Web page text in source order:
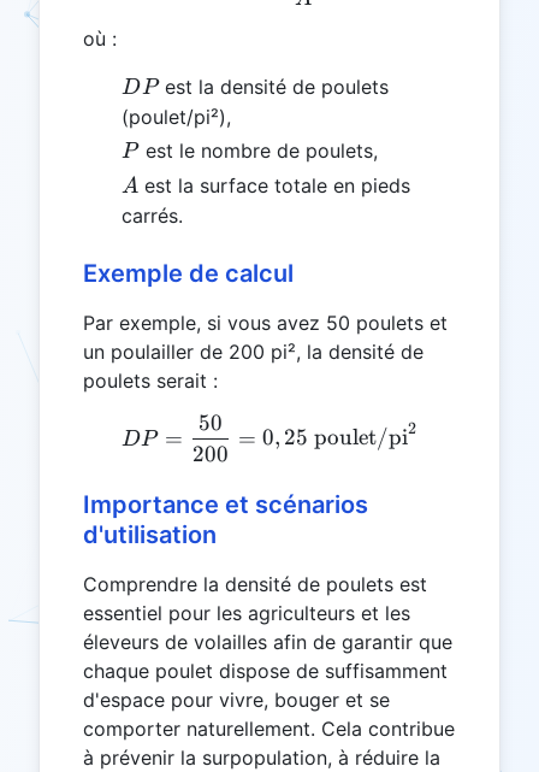
où :
DP
DPest la densité de poulets
(poulet/pi²),
P
Pest le nombre de poulets,
A
A est la surface totale en pieds
carrés.
Exemple de calcul
Par exemple, si vous avez 50 poulets et
un poulailler de 200 pi², la densité de
poulets serait :
DP = \frac{50}{200} =
DP =
200
50
= 0, 25 poulet/pi2
Importance et scénarios
d'utilisation
Comprendre la densité de poulets est
essentiel pour les agriculteurs et les
éleveurs de volailles afin de garantir que
chaque poulet dispose de suffisamment
d'espace pour vivre, bouger et se
comporter naturellement. Cela contribue
à prévenir la surpopulation, à réduire la